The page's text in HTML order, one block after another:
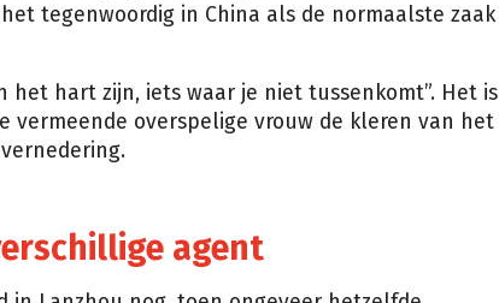
tegenwoordig in China als de normaalste zaak
het hart zijn, iets waar je niet tussenkomt”. Het is
vermeende overspelige vrouw de kleren van het
agent